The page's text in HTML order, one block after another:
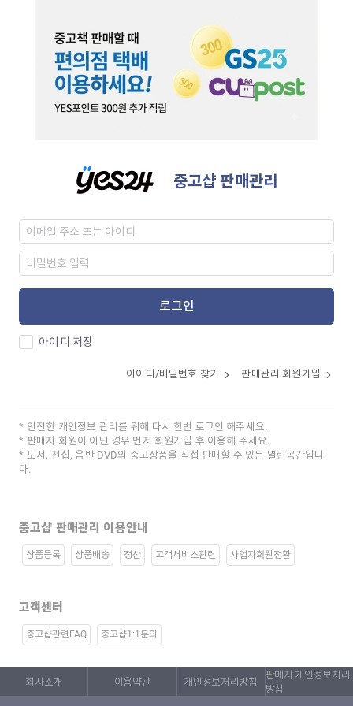
중고샵 판매관리
로그인
아이디 저장
아이디/비밀번호 찾기 판매관리 회원가입
안전한 개인정보 관리를 위해 다시 한번 로그인 해주세요.
판매자 회원이 아닌 경우 먼저 회원가입 후 이용해 주세요.
도서, 전집, 음반 DVD의 중고상품을 직접 판매할 수 있는 열린공간입니
다.
중고샵 판매관리 이용안내
상품등록 상품배송 정산 고객서비스관련 사업자회원전환
고객센터
중고샵관련FAQ 중고샵1:1문의
회사소개 이용약관 개인정보처리방침
판매자 개인정보처리
방침